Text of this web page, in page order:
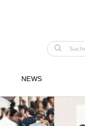
NEWS